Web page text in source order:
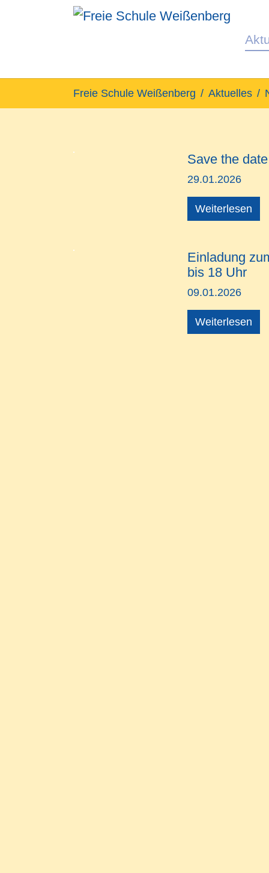
Freie Schule Weißenberg Aktuelles
Save the
29.01.2026
Weiterlesen
Einladung
bis 18 Uhr
09.01.2026
Weiterlesen